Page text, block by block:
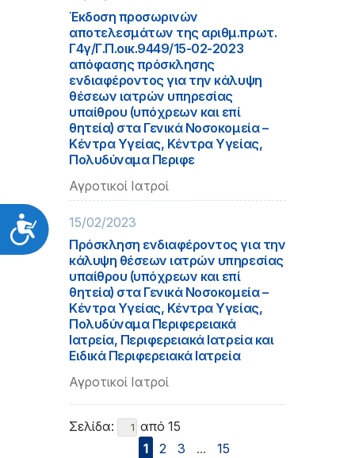
Προσιτότητα
Έκδοση προσωρινών
αποτελεσμάτων της αριθμ.πρωτ.
Γ4γ/Γ.Π.οικ.9449/15-02-2023
απόφασης πρόσκλησης
ενδιαφέροντος για την κάλυψη
θέσεων ιατρών υπηρεσίας
υπαίθρου (υπόχρεων και επί
θητεία) στα Γενικά Νοσοκομεία –
Κέντρα Υγείας, Κέντρα Υγείας,
Πολυδύναμα Περιφε
Αγροτικοί Ιατροί
15/02/2023
Πρόσκληση ενδιαφέροντος για την
κάλυψη θέσεων ιατρών υπηρεσίας
υπαίθρου (υπόχρεων και επί
θητεία) στα Γενικά Νοσοκομεία –
Κέντρα Υγείας, Κέντρα Υγείας,
Πολυδύναμα Περιφερειακά
Ιατρεία, Περιφερειακά Ιατρεία και
Ειδικά Περιφερειακά Ιατρεία
Αγροτικοί Ιατροί
Σελίδα:
από 15
1
2 3 ... 15